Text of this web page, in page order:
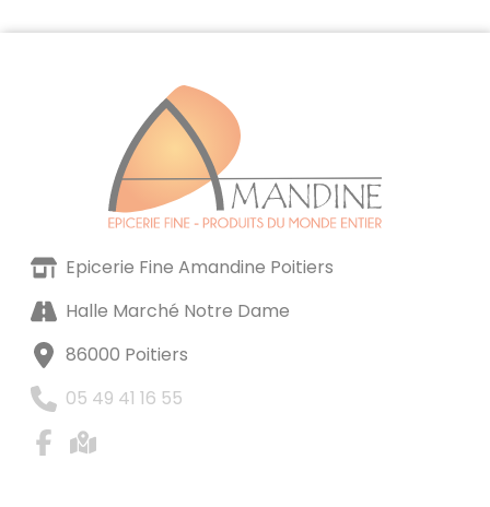
Epicerie Fine Amandine Poitiers
Halle Marché Notre Dame
86000 Poitiers
05 49 41 16 55